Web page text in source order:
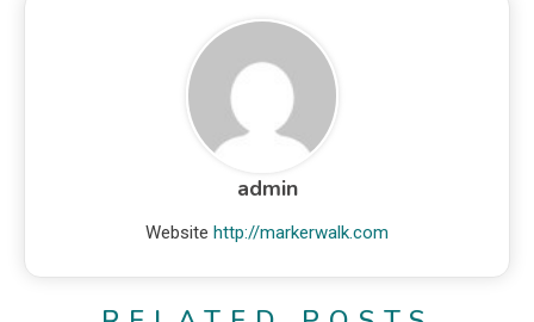
admin
Website http://markerwalk.com